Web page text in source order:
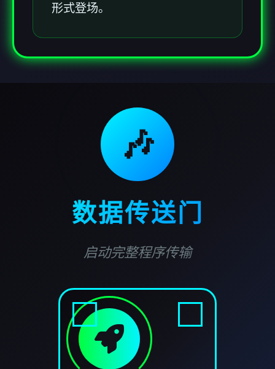
形式登场。
🎶
数据传送门
启动完整程序传输